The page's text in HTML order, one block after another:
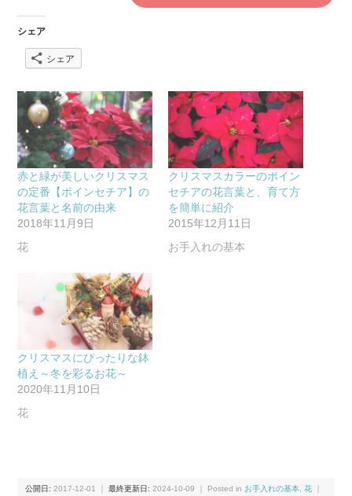
シェア
シェア
赤と緑が美しいクリスマス
の定番【ポインセチア】の
花言葉と名前の由来
2018年11月9日
花
クリスマスカラーのポイン
セチアの花言葉と、育て方
を簡単に紹介
2015年12月11日
お手入れの基本
クリスマスにぴったりな鉢
植え～冬を彩るお花～
2020年11月10日
花
公開日:2017-12-01 ｜最終更新日:2024-10-09 ｜ Posted in お手入れの基本 ,花